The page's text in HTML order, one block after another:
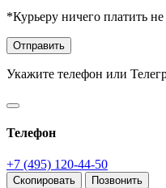
*Курьеру ничего платить
Отправить
Укажите телефон или
Телефон
+7 (495) 120-44-50
Скопировать Позвонить